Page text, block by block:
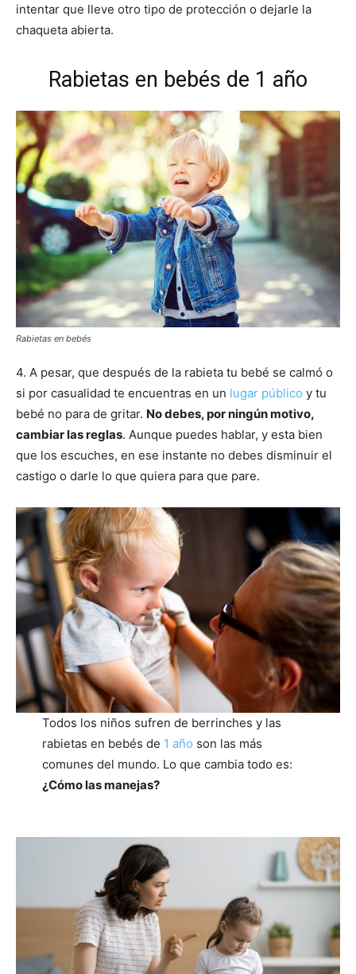
intentar que lleve otro tipo de protección o dejarle la
chaqueta abierta.
Rabietas en bebés de 1 año
Rabietas en bebés
4. A pesar, que después de la rabieta tu bebé se calmó o
si por casualidad te encuentras en un lugar público y tu
bebé no para de gritar. No debes, por ningún motivo,
cambiar las reglas. Aunque puedes hablar, y esta bien
que los escuches, en ese instante no debes disminuir el
castigo o darle lo que quiera para que pare.
Todos los niños sufren de berrinches y las
rabietas en bebés de 1 año son las más
comunes del mundo. Lo que cambia todo es:
¿Cómo las manejas?